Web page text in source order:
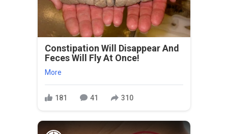
Constipation Will Disappear And
Feces Will Fly At Once!
More
181 41 310